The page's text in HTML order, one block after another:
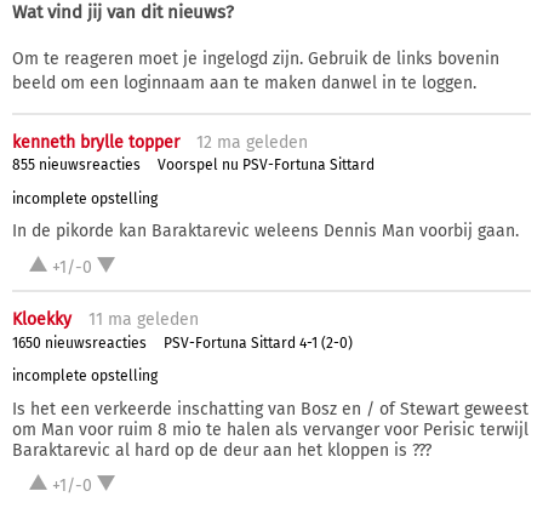
Wat vind jij van dit nieuws?
Om te reageren moet je ingelogd zijn. Gebruik de links bovenin
beeld om een loginnaam aan te maken danwel in te loggen.
kenneth brylle topper 12 ma geleden
855 nieuwsreacties
Voorspel nu PSV-Fortuna Sittard
incomplete opstelling
In de pikorde kan Baraktarevic weleens Dennis Man voorbij gaan.
+1/-0
Kloekky 11 ma geleden
1650 nieuwsreacties
PSV-Fortuna Sittard 4-1 (2-0)
incomplete opstelling
Is het een verkeerde inschatting van Bosz en / of Stewart geweest
om Man voor ruim 8 mio te halen als vervanger voor Perisic terwijl
Baraktarevic al hard op de deur aan het kloppen is ???
+1/-0